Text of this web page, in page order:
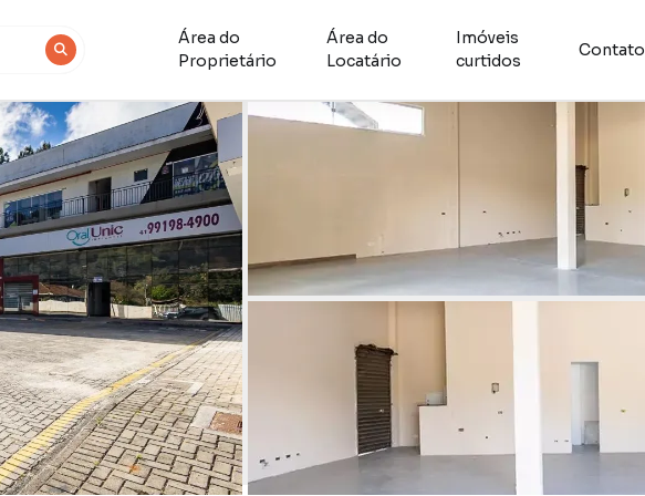
Área do
Proprietário
Área do
Locatário
Imóveis
curtidos
Contato